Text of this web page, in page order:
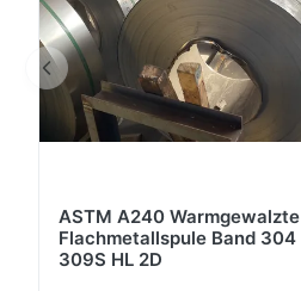
ASTM A240 Warmgewalzte
Flachmetallspule Band 304
309S HL 2D